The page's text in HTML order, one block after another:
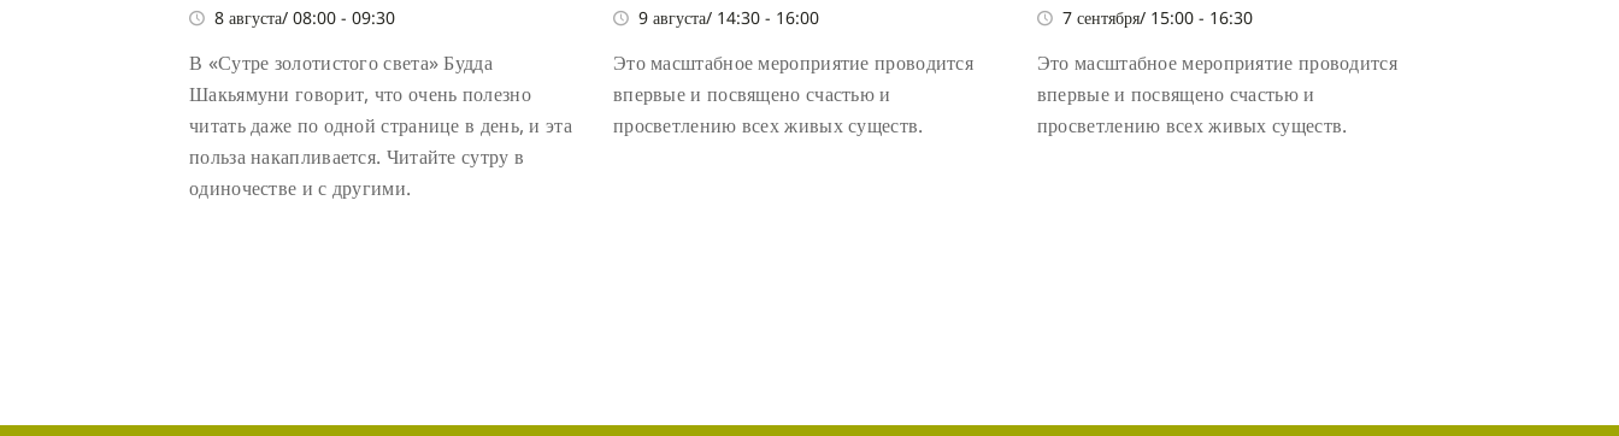
8 августа/ 08:00 - 09:30
В «Сутре золотистого света» Будда
Шакьямуни говорит, что очень полезно
читать даже по одной странице в день, и эта
польза накапливается. Читайте сутру в
одиночестве и с другими.
9 августа/ 14:30- 16:00
Это масштабное мероприятие проводится
впервые и посвящено счастью и
просветлению всех живых существ.
7 сентября/ 15:00- 16:30
Это масштабное мероприятие проводится
впервые и посвящено счастью и
просветлению всех живых существ.